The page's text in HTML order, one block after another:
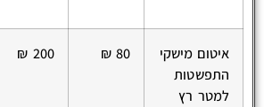
איטום מישקי
התפשטות
למטר רץ
80 ₪
200 ₪